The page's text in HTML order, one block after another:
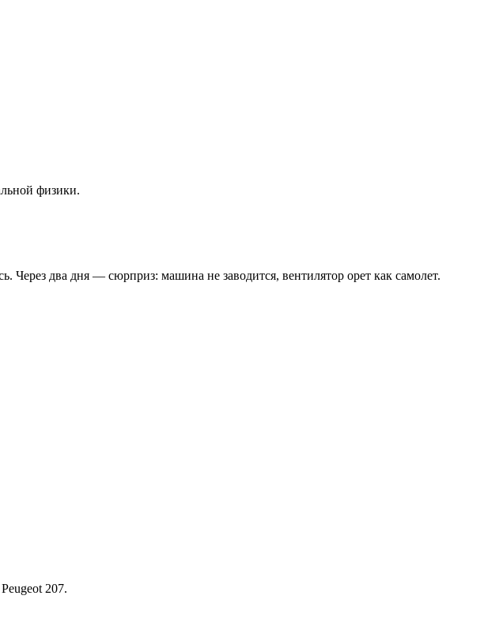
физики.
Через два дня — сюрприз: машина не заводится, вентилятор орет как самолет.
207.